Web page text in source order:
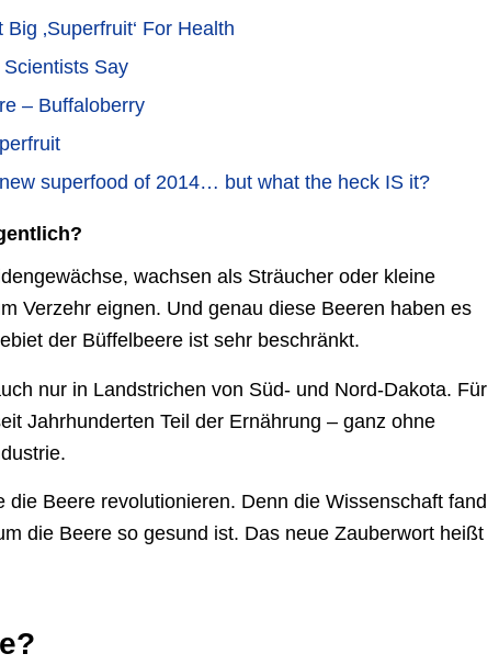
‚Superfruit‘ For Health
Scientists Say
– Buffaloberry
superfood of 2014… but what the heck IS it?
wachsen als Sträucher oder kleine
Verzehr eignen. Und genau diese Beeren haben es
der Büffelbeere ist sehr beschränkt.
nur in Landstrichen von Süd- und Nord-Dakota. Für
Jahrhunderten Teil der Ernährung – ganz ohne
Beere revolutionieren. Denn die Wissenschaft fand
die Beere so gesund ist. Das neue Zauberwort heißt